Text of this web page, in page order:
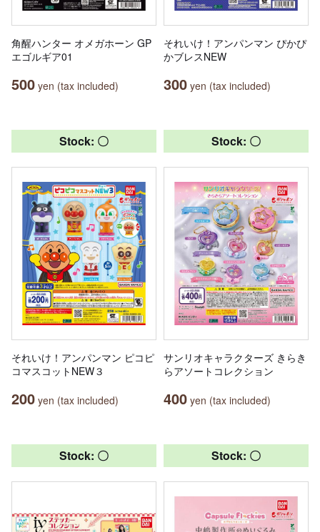
角醒ハンター オメガホーン GP
エゴルギア01
500 yen (tax included)
それいけ！アンパンマン ぴかぴ
かブレスNEW
300 yen (tax included)
Stock: 〇
それいけ！アンパンマン ピコピ
コマスコットNEW３
200 yen (tax included)
Stock: 〇
サンリオキャラクターズ きらき
らアソートコレクション
400 yen (tax included)
Stock: 〇 Stock: 〇